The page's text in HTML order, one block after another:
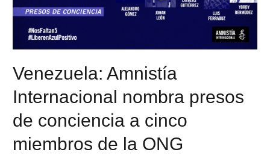
Venezuela: Amnistía
Internacional nombra presos
de conciencia a cinco
miembros de la ONG